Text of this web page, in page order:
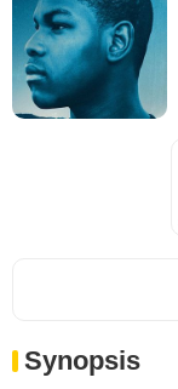
Synopsis